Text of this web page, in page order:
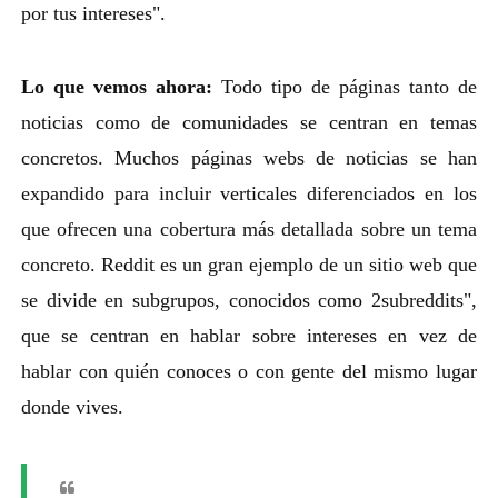
por tus intereses".
Lo que vemos ahora: Todo tipo de páginas tanto de
noticias como de comunidades se centran en temas
concretos. Muchos páginas webs de noticias se han
expandido para incluir verticales diferenciados en los
que ofrecen una cobertura más detallada sobre un tema
concreto. Reddit es un gran ejemplo de un sitio web que
se divide en subgrupos, conocidos como 2subreddits",
que se centran en hablar sobre intereses en vez de
hablar con quién conoces o con gente del mismo lugar
donde vives.